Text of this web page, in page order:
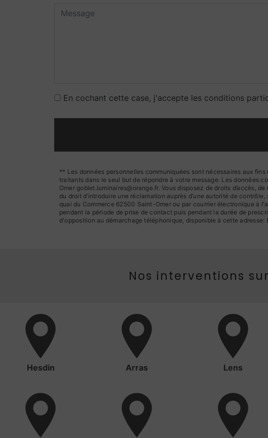
En cochant cette case, j'accepte les conditions
** Les données personnelles communiquées sont nécessaires aux
traitants dans le seul but de répondre à votre message. Les données
Omer goblet.luminaires@orange.fr. Vous disposez de droits d’accès,
du droit d’introduire une réclamation auprès d’une autorité de
quai du Commerce 62500 Saint-Omer ou par courrier électronique à
pendant la période de prise de contact puis pendant la durée de
d'opposition au démarchage téléphonique, disponible à cette adresse:
Nos interventions
Hesdin Arras Lens